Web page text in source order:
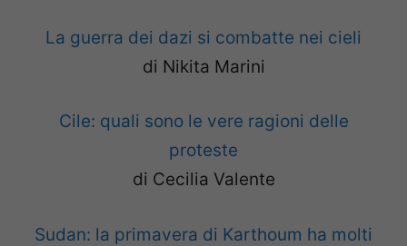
La guerra dei dazi si combatte nei cieli
di Nikita Marini
Cile: quali sono le vere ragioni delle
proteste
di Cecilia Valente
Sudan: la primavera di Karthoum ha molti